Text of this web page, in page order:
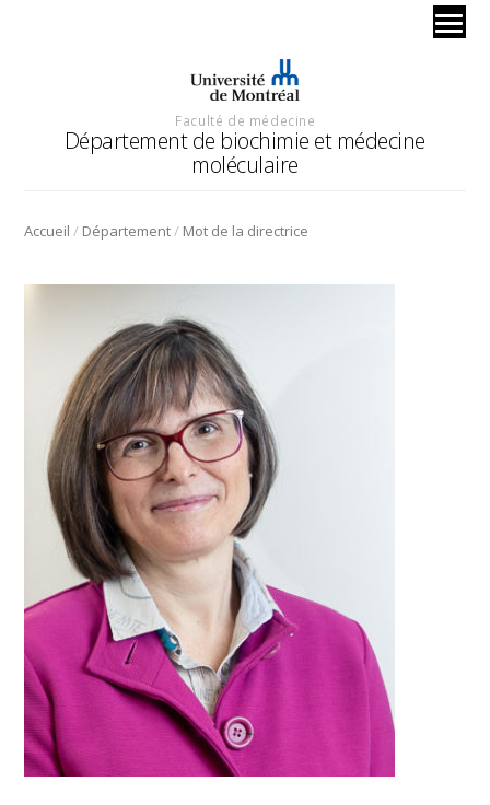
Faculté de médecine
Département de biochimie et médecine
moléculaire
Accueil / Département/ Mot de la directrice